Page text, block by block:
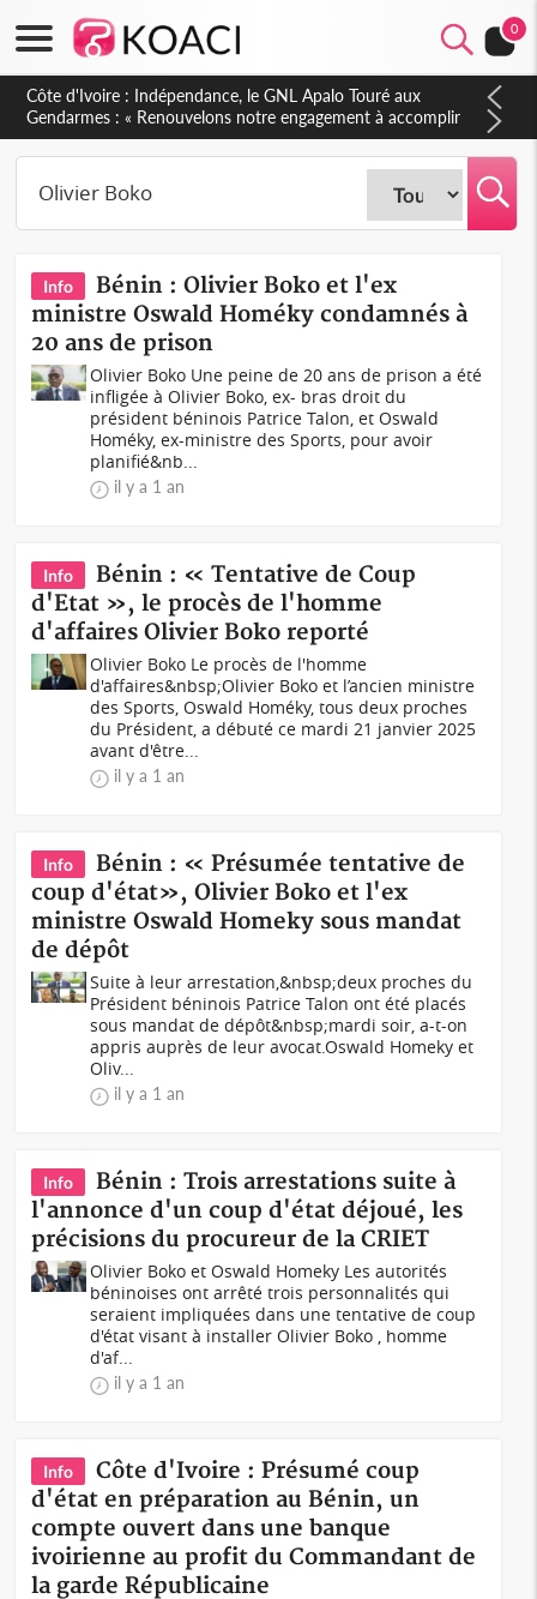
0
Côte d'Ivoire : Indépendance, le GNL Apalo Touré aux
Gendarmes : « Renouvelons notre engagement à accomplir
notre mission avec honneur, discipline, loyauté et
dévouement »
Info
Bénin : Olivier Boko et l'ex
ministre Oswald Homéky condamnés à
20 ans de prison
Olivier Boko Une peine de 20 ans de prison a été
infligée à Olivier Boko, ex- bras droit du
président béninois Patrice Talon, et Oswald
Homéky, ex-ministre des Sports, pour avoir
planifié&nb...
il y a 1 an
Info
Bénin : « Tentative de Coup
d'Etat », le procès de l'homme
d'affaires Olivier Boko reporté
Olivier Boko Le procès de l'homme
d'affaires&nbsp;Olivier Boko et l’ancien ministre
des Sports, Oswald Homéky, tous deux proches
du Président, a débuté ce mardi 21 janvier 2025
avant d'être...
il y a 1 an
Info
Bénin : « Présumée tentative de
coup d'état», Olivier Boko et l'ex
ministre Oswald Homeky sous mandat
de dépôt
Suite à leur arrestation,&nbsp;deux proches du
Président béninois Patrice Talon ont été placés
sous mandat de dépôt&nbsp;mardi soir, a-t-on
appris auprès de leur avocat.Oswald Homeky et
Oliv...
il y a 1 an
Info
Bénin : Trois arrestations suite à
l'annonce d'un coup d'état déjoué, les
précisions du procureur de la CRIET
Olivier Boko et Oswald Homeky Les autorités
béninoises ont arrêté trois personnalités qui
seraient impliquées dans une tentative de coup
d'état visant à installer Olivier Boko , homme
d'af...
il y a 1 an
Info
Côte d'Ivoire : Présumé coup
d'état en préparation au Bénin, un
compte ouvert dans une banque
ivoirienne au profit du Commandant de
la garde Républicaine